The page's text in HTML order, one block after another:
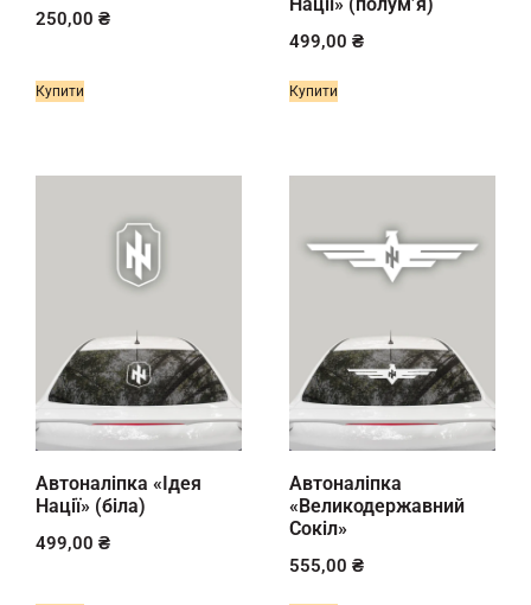
250,00 ₴
Купити
499,00 ₴
Купити
Автоналіпка «Ідея
Нації» (біла)
499,00 ₴
Автоналіпка
«Великодержавний
Сокіл»
555,00 ₴